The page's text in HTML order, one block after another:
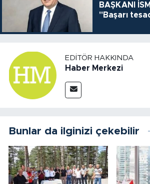
BAŞKANI
"Başarı
EDITÖR HAKKINDA
Haber Merkezi
Bunlar da ilginizi çekebilir